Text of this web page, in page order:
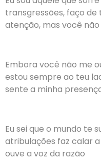
transgressões, faço
atenção, mas você
Embora você não me
estou sempre ao teu
sente a minha
Eu sei que o mundo te
atribulações faz calar
ouve a voz da razão